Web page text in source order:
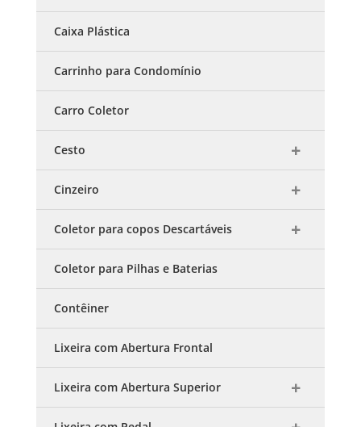
Caixa Plástica
Carrinho para Condomínio
Carro Coletor
Cesto
Cinzeiro
Coletor para copos Descartáveis
Coletor para Pilhas e Baterias
Contêiner
Lixeira com Abertura Frontal
Lixeira com Abertura Superior